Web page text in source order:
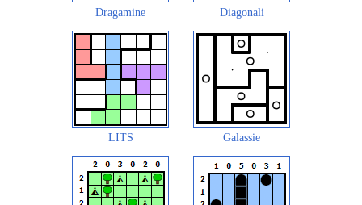
Dragamine Diagonali
LITS Galassie